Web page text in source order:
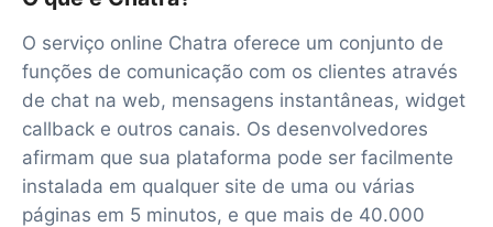
O serviço online Chatra oferece um conjunto de
funções de comunicação com os clientes através
de chat na web, mensagens instantâneas, widget
callback e outros canais. Os desenvolvedores
afirmam que sua plataforma pode ser facilmente
instalada em qualquer site de uma ou várias
páginas em 5 minutos, e que mais de 40.000